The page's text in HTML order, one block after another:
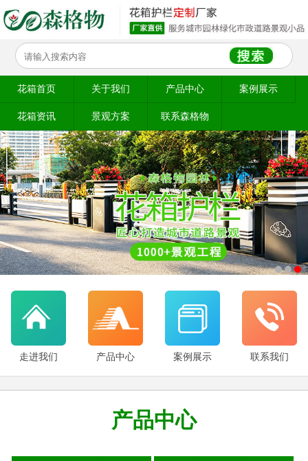
花箱首页 关于我们 产品中心 案例展示
花箱资讯 景观方案 联系森格物
走进我们 产品中心 案例展示 联系我们
产品中心